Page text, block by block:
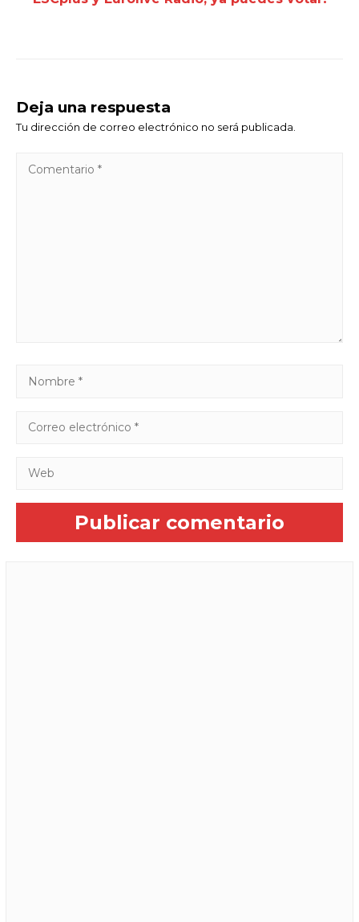
Deja una respuesta
Tu dirección de correo electrónico no será publicada.